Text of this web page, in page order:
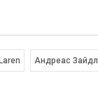
Андреас